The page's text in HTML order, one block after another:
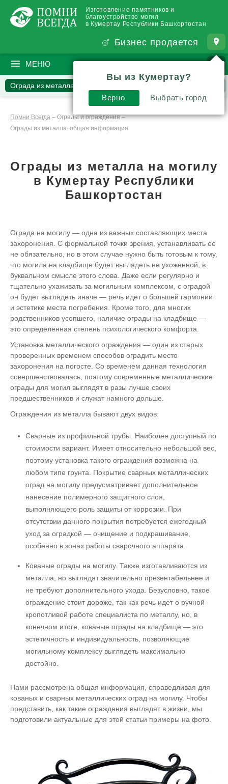
Изготовление памятников и
благоустройство могил
в Кумертау Республики Башкортостан
Бизнес продается
МЕНЮ ПОИСК
Ограда из металла
Помни Всегда –Ограды и ограждения–
Ограды из металла: общая информация
Ограды из металла на могилу
в Кумертау Республики
Башкортостан
Ограда на могилу — одна из важных составляющих места
захоронения. С формальной точки зрения, устанавливать ее
не обязательно, но в этом случае нужно быть готовым к тому,
что могила на кладбище будет выглядеть не ухоженной, в
буквальном смысле этого слова. Даже если регулярно и
тщательно ухаживать за могильным комплексом, с оградой
он будет выглядеть иначе — речь идет о большей гармонии
и эстетике места погребения. Кроме того, для многих
родственников усопшего, наличие ограды на кладбище —
это определенная степень психологического комфорта.
Установка металлического ограждения — один из старых
проверенных временем способов оградить место
захоронения на погосте. Со временем данная технология
совершенствовалась, поэтому современные металлические
ограды для могил выглядят в разы лучше своих
предшественников и служат намного дольше.
Ограждения из металла бывают двух видов:
Сварные из профильной трубы. Наиболее доступный по
стоимости вариант. Имеет относительно небольшой вес,
поэтому установка такого ограждения возможна на
любом типе грунта. Покрытие сварных металлических
оград на могилу предусматривает дополнительное
нанесение полимерного защитного слоя,
выполняющего роль защиты от коррозии. При
отсутствии данного покрытия потребуется ежегодный
уход за оградкой — очищение и подкрашивание,
особенно в зонах работы сварочного аппарата.
Кованые ограды на могилу. Также изготавливаются из
металла, но выглядят значительно презентабельнее и
не требуют дополнительного ухода. Безусловно, такое
ограждение стоит дороже, так как речь идет о ручной
кропотливой работе специалиста по металлу, но, в
конечном итоге, кованые ограды на кладбище — это
эстетичность и индивидуальность, позволяющие
могильному комплексу выглядеть максимально
достойно.
Нами рассмотрена общая информация, справедливая для
кованых и сварных металлических оград на могилу. Чтобы
представить, как такие ограждения выглядят в жизни, мы
подготовили актуальные для этой статьи примеры на фото.
Вы из Кумертау?
Верно Выбрать город